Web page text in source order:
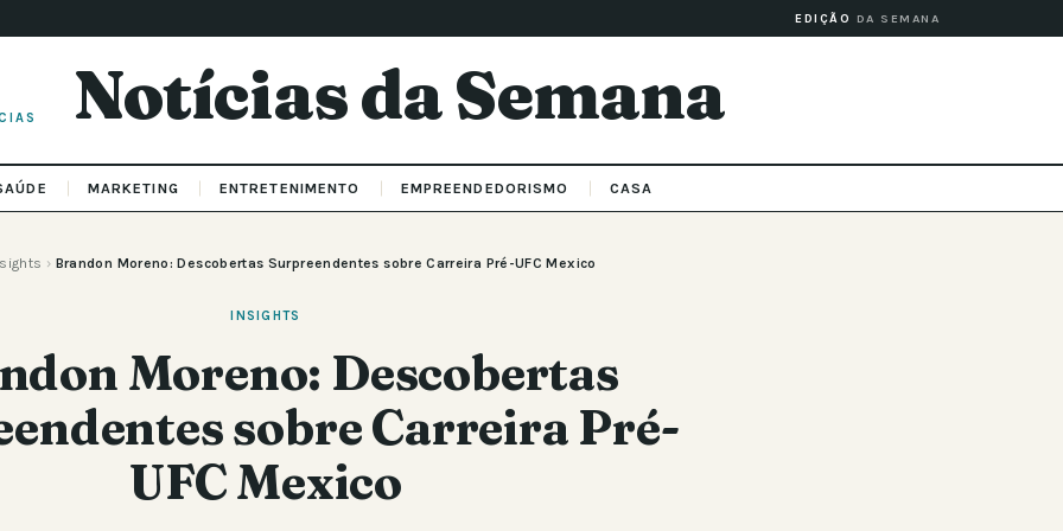
EDIÇÃO DA SEMANA
Notícias da Semana
MARKETING ENTRETENIMENTO EMPREENDEDORISMO CASA
› Brandon Moreno: Descobertas Surpreendentes sobre Carreira Pré-UFC Mexico
INSIGHTS
Moreno: Descobertas
sobre Carreira Pré-
UFC Mexico